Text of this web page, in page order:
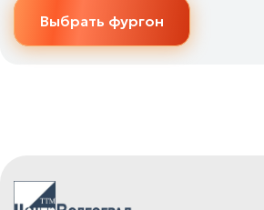
Выбрать фургон